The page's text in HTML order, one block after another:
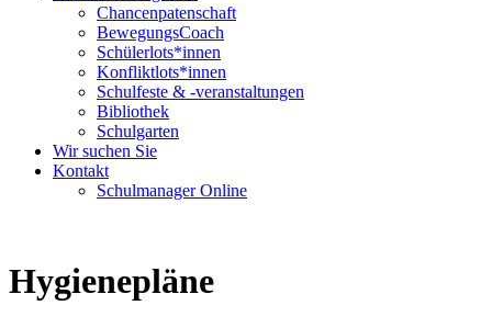
Chancenpatenschaft
BewegungsCoach
Schülerlots*innen
Konfliktlots*innen
Schulfeste & -veranstaltungen
Bibliothek
Schulgarten
Wir suchen Sie
Kontakt
Schulmanager Online
Hygienepläne